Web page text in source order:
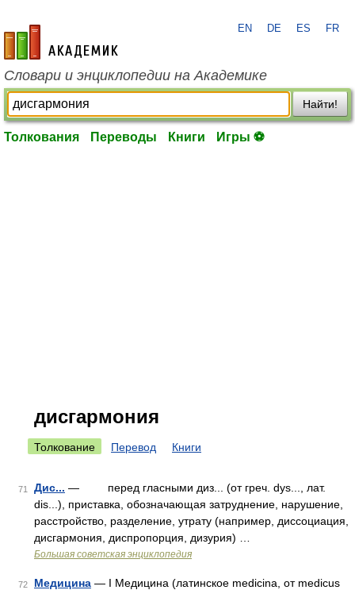
academic.ru
EN DE ES FR
Словари и энциклопедии на Академике
Найти!
Толкования Переводы Книги Игры ⚽
дисгармония
Толкование Перевод Книги
71 Дис... — перед гласными диз... (от греч. dys..., лат.
dis...), приставка, обозначающая затруднение, нарушение,
расстройство, разделение, утрату (например, диссоциация,
дисгармония, диспропорция, дизурия) …
Большая советская энциклопедия
72 Медицина — I Медицина (латинское medicina, от medicus